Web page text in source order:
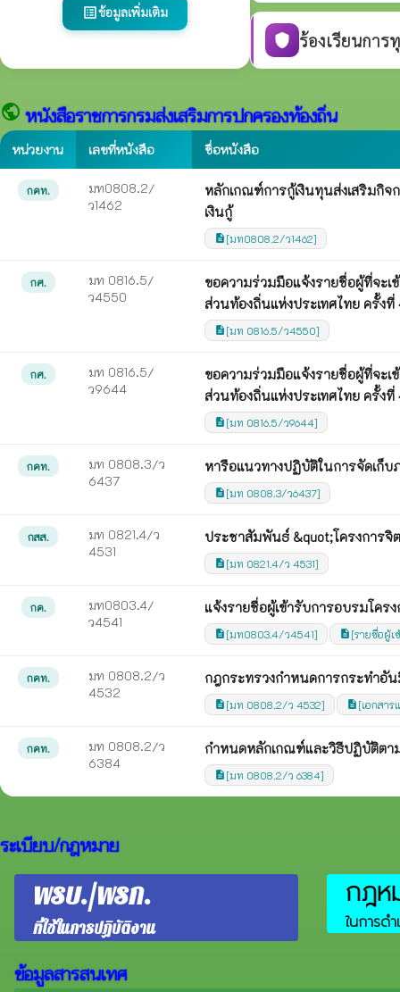
list_altข้อมูลเพิ่มเติม
shield ร้องเรียนกา
public หนังสือราชการกรมส่งเสริมการปกครองท้องถิ่น
หน่วยงาน เลขที่หนังสือ ชื่อหนังสือ
กคท.
มท0808.2/
ว1462
หลักเกณฑ์การกู้เงินทุนส่งเสริมกิ
เงินกู้
description [มท0808.2/ว1462]
กศ.
มท 0816.5/
ว4550
ขอความร่วมมือแจ้งรายชื่อผู้ที่จะ
ส่วนท้องถิ่นแห่งประเทศไทย ครั้ง
description [มท 0816.5/ว4550]
กศ.
มท 0816.5/
ว9644
ขอความร่วมมือแจ้งรายชื่อผู้ที่จะ
ส่วนท้องถิ่นแห่งประเทศไทย ครั้ง
description [มท 0816.5/ว9644]
กคท.
มท 0808.3/ว
6437
หารือแนวทางปฏิบัติในการจัดเก็
description [มท 0808.3/ว6437]
กสส.
มท 0821.4/ว
4531
ประชาสัมพันธ์ &quot;โครงการจิ
description [มท 0821.4/ว 4531]
กค.
มท0803.4/
ว4541
แจ้งรายชื่อผู้เข้ารับการอบรมโคร
description [มท0803.4/ว4541] description [รายชื่อผู้เ
กคท.
มท 0808.2/ว
4532
กฎกระทรวงกำหนดการกระทำอั
description [มท 0808.2/ว 4532] description [เอกสาร
กคท.
มท 0808.2/ว
6384
กำหนดหลักเกณฑ์และวิธีปฏิบัติตา
description [มท 0808.2/ว 6384]
ระเบียบ/กฎหมาย
พรบ./พรก.
ที่ใช้ในการปฏิบัติงาน
กฎห
ในการด
ข้อมูลสารสนเทศ